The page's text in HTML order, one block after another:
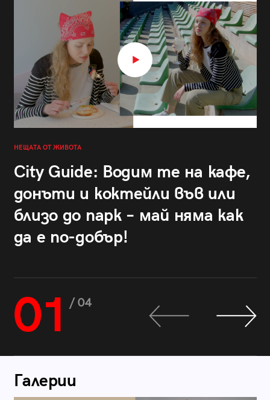
НЕЩАТА ОТ ЖИВОТА
City Guide: Водим те на кафе,
донъти и коктейли във или
близо до парк – май няма как
да е по-добър!
01 / 04
Галерии